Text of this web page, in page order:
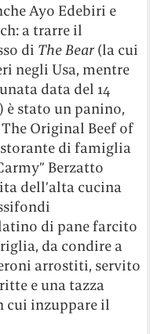
Ayo Edebiri e
a trarre il
di The Bear (la cui
negli Usa, mentre
data del 14
è stato un panino,
Original Beef of
di famiglia
Berzatto
dell’alta cucina
di pane farcito
da condire a
arrostiti, servito
e una tazza
cui inzuppare il